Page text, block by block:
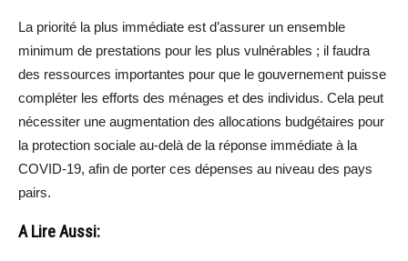
La priorité la plus immédiate est d’assurer un ensemble
minimum de prestations pour les plus vulnérables ; il faudra
des ressources importantes pour que le gouvernement puisse
compléter les efforts des ménages et des individus. Cela peut
nécessiter une augmentation des allocations budgétaires pour
la protection sociale au-delà de la réponse immédiate à la
COVID-19, afin de porter ces dépenses au niveau des pays
pairs.
A Lire Aussi: